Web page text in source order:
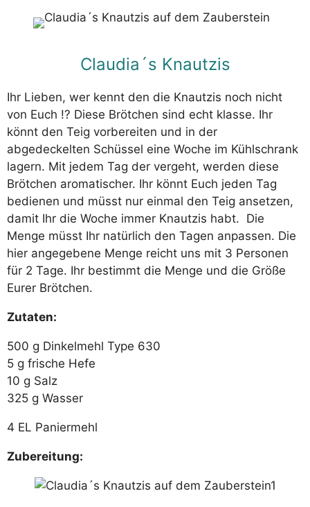
Claudia´s Knautzis
Ihr Lieben, wer kennt den die Knautzis noch nicht
von Euch !? Diese Brötchen sind echt klasse. Ihr
könnt den Teig vorbereiten und in der
abgedeckelten Schüssel eine Woche im Kühlschrank
lagern. Mit jedem Tag der vergeht, werden diese
Brötchen aromatischer. Ihr könnt Euch jeden Tag
bedienen und müsst nur einmal den Teig ansetzen,
damit Ihr die Woche immer Knautzis habt. Die
Menge müsst Ihr natürlich den Tagen anpassen. Die
hier angegebene Menge reicht uns mit 3 Personen
für 2 Tage. Ihr bestimmt die Menge und die Größe
Eurer Brötchen.
Zutaten:
500 g Dinkelmehl Type 630
5 g frische Hefe
10 g Salz
325 g Wasser
4 EL Paniermehl
Zubereitung: